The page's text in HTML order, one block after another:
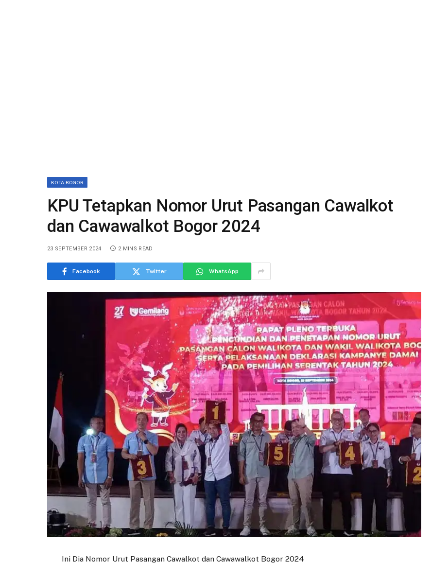
KOTA BOGOR
KPU Tetapkan Nomor Urut Pasangan Cawalkot
dan Cawawalkot Bogor 2024
23 SEPTEMBER 2024 2 MINS READ
Facebook Twitter WhatsApp
Ini Dia Nomor Urut Pasangan Cawalkot dan Cawawalkot Bogor 2024